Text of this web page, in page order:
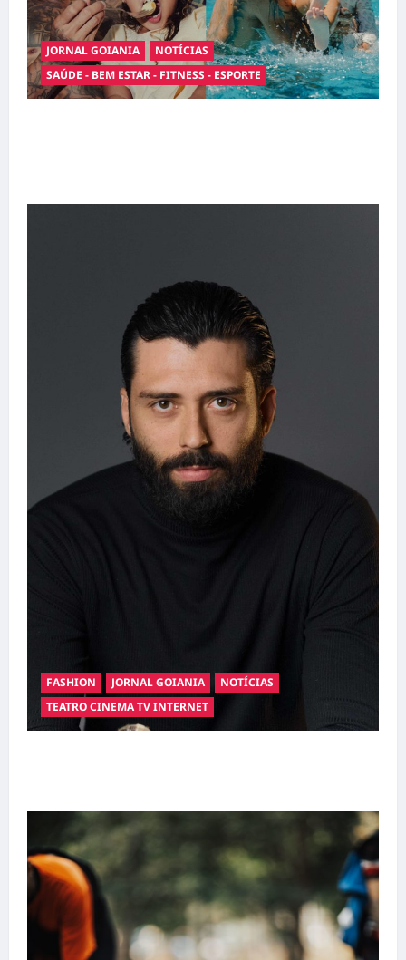
JORNAL GOIANIA
NOTÍCIAS
SAÚDE - BEM ESTAR - FITNESS - ESPORTE
FASHION JORNAL GOIANIA
NOTÍCIAS
TEATRO CINEMA TV INTERNET